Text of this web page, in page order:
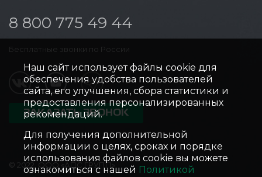
8 800 775 49 44
Бесплатные звонки по России
ЗАКАЗАТЬ ЗВОНОК
© 2022, ООО «АПС ГРУПП»
Наш сайт использует файлы cookie для
обеспечения удобства пользователей
сайта, его улучшения, сбора статистики и
предоставления персонализированных
рекомендаций.
Для получения дополнительной
информации о целях, сроках и порядке
использования файлов cookie вы можете
ознакомиться с нашей Политикой